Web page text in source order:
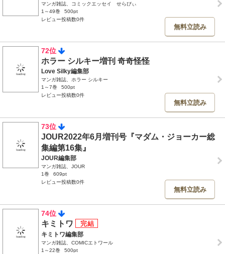
マンガ雑誌、コミックエッセイ せらびぃ
1～49巻
500pt
レビュー投稿数0件
無料立読み
72位
ホラー シルキー増刊 奇奇怪怪
Love Silky編集部
マンガ雑誌、ホラー シルキー
1～7巻
500pt
レビュー投稿数0件
無料立読み
73位
JOUR2022年6月増刊号『マダム・ジョーカー総
集編第16集』
JOUR編集部
マンガ雑誌、JOUR
1巻
609pt
レビュー投稿数0件
無料立読み
74位
キミトワ
キミトワ編集部
マンガ雑誌、COMICエトワール
1～22巻
500pt